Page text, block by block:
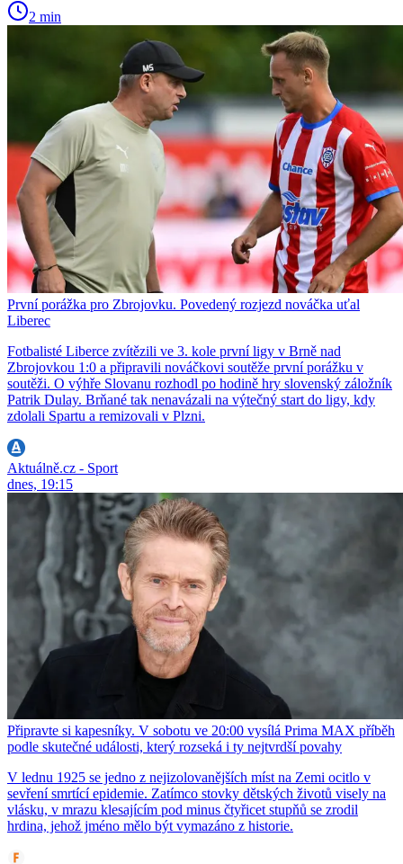
2 min
První porážka pro Zbrojovku. Povedený rozjezd nováčka uťal
Liberec
Fotbalisté Liberce zvítězili ve 3. kole první ligy v Brně nad
Zbrojovkou 1:0 a připravili nováčkovi soutěže první porážku v
soutěži. O výhře Slovanu rozhodl po hodině hry slovenský záložník
Patrik Dulay. Brňané tak nenavázali na výtečný start do ligy, kdy
zdolali Spartu a remizovali v Plzni.
Aktuálně.cz - Sport
dnes, 19:15
Připravte si kapesníky. V sobotu ve 20:00 vysílá Prima MAX příběh
podle skutečné události, který rozseká i ty nejtvrdší povahy
V lednu 1925 se jedno z nejizolovanějších míst na Zemi ocitlo v
sevření smrtící epidemie. Zatímco stovky dětských životů visely na
vlásku, v mrazu klesajícím pod minus čtyřicet stupňů se zrodil
hrdina, jehož jméno mělo být vymazáno z historie.